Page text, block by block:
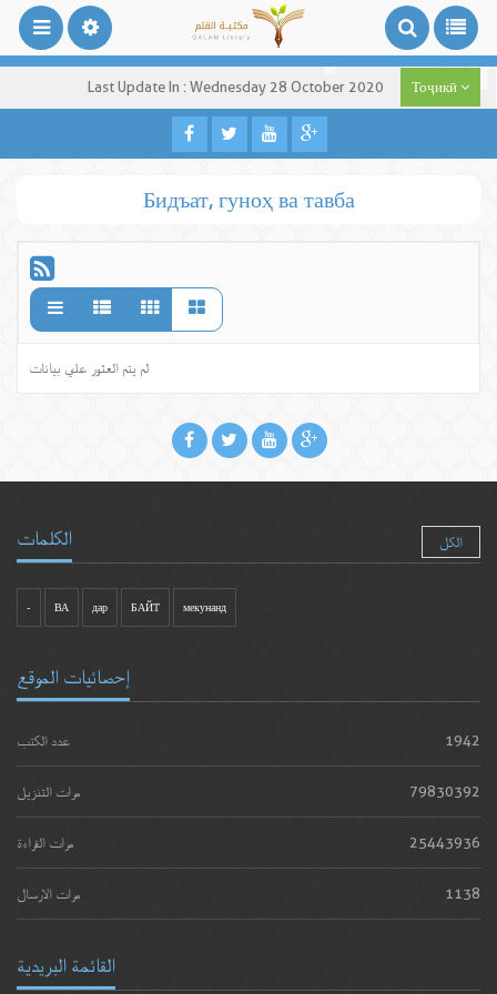
Last Update In : Wednesday 28 October 2020 Тоҷикӣ
Бидъат, гуноҳ ва тавба
لم يتم العثور علي بيانات
الكلمات الكل
- ВА дар БАЙТ мекунанд
إحصائيات الموقع
عدد الكتب 1942
مرات التنزيل 79830392
مرات القراءة 25443936
مرات الارسال 1138
القائمة البريدية